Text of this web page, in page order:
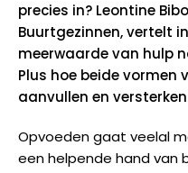
precies in? Leontine
Buurtgezinnen, vertelt
meerwaarde van hulp
Plus hoe beide vormen
aanvullen en
Opvoeden gaat veelal
een helpende hand van